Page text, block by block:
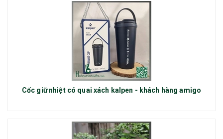
Cốc giữ nhiệt có quai xách kalpen - khách hàng amigo